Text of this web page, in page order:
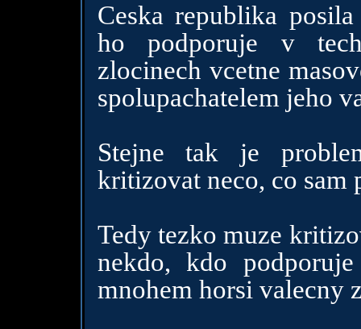
Ceska republika
ho podporuje v tech
zlocinech vcetne
spolupachatelem jeho
Stejne tak je
kritizovat neco, co sam
Tedy tezko muze
nekdo, kdo
mnohem horsi valecny